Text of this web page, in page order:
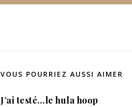
VOUS POURRIEZ AUSSI AIMER
J’ai testé…le hula hoop